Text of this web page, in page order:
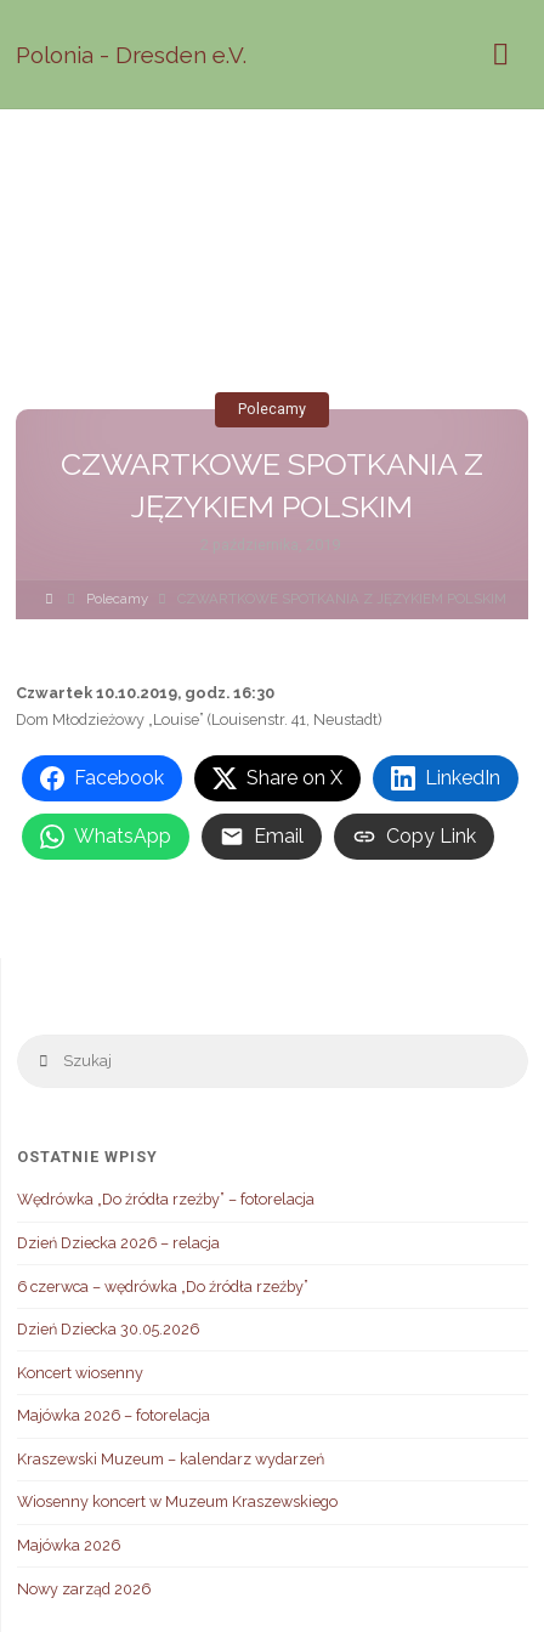
Polonia - Dresden e.V.
CZWARTKOWE SPOTKANIA Z
JĘZYKIEM POLSKIM
Polecamy
Strona
główna
Polecamy CZWARTKOWE SPOTKANIA Z JĘZYKIEM POLSKIM
Czwartek 10.10.2019, godz. 16:30
Dom Młodzieżowy „Louise” (Louisenstr. 41, Neustadt)
Facebook Share on X LinkedIn
WhatsApp Email Copy Link
Szukaj
OSTATNIE WPISY
Wędrówka „Do źródła rzeźby” – fotorelacja
Dzień Dziecka 2026 – relacja
6 czerwca – wędrówka „Do źródła rzeźby”
Dzień Dziecka 30.05.2026
Koncert wiosenny
Majówka 2026 – fotorelacja
Kraszewski Muzeum – kalendarz wydarzeń
Wiosenny koncert w Muzeum Kraszewskiego
Majówka 2026
Nowy zarząd 2026